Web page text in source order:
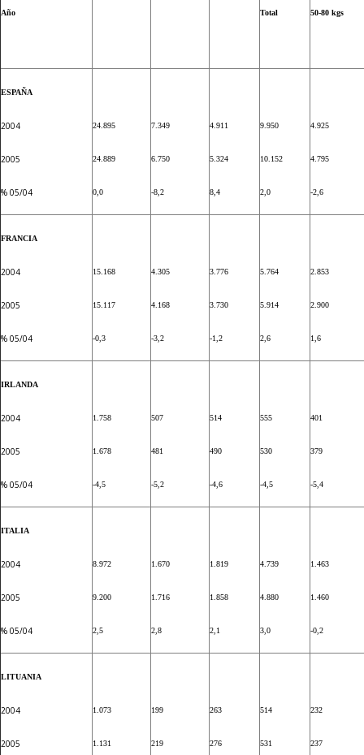
Año Total 50-80 kgs
ESPAÑA
2004
2005
% 05/04
24.895
24.889
0,0
7.349
6.750
-8,2
4.911
5.324
8,4
9.950
10.152
2,0
4.925
4.795
-2,6
FRANCIA
2004
2005
% 05/04
15.168
15.117
-0,3
4.305
4.168
-3,2
3.776
3.730
-1,2
5.764
5.914
2,6
2.853
2.900
1,6
IRLANDA
2004
2005
% 05/04
1.758
1.678
-4,5
507
481
-5,2
514
490
-4,6
555
530
-4,5
401
379
-5,4
ITALIA
2004
2005
% 05/04
8.972
9.200
2,5
1.670
1.716
2,8
1.819
1.858
2,1
4.739
4.880
3,0
1.463
1.460
-0,2
LITUANIA
2004
2005
1.073
1.131
199
219
263
276
514
531
232
237